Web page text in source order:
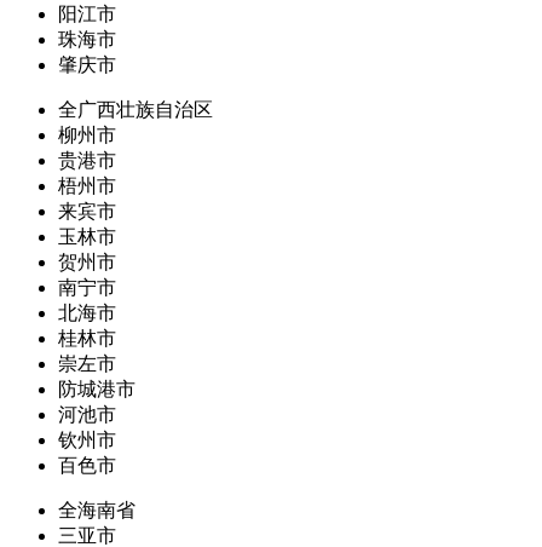
阳江市
珠海市
肇庆市
全广西壮族自治区
柳州市
贵港市
梧州市
来宾市
玉林市
贺州市
南宁市
北海市
桂林市
崇左市
防城港市
河池市
钦州市
百色市
全海南省
三亚市